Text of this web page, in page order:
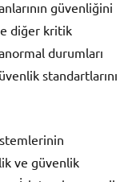
güvenliğini
diğer kritik
durumları
standartlarını
ve güvenlik